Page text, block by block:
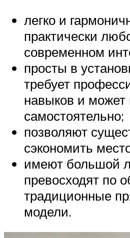
легко и
практически
современном
просты в
требует
навыков и может
самостоятельно;
позволяют
сэкономить
имеют большой
превосходят по
традиционные
модели.